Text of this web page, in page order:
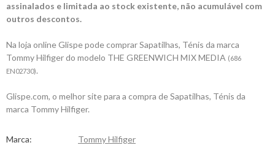
assinalados e limitada ao stock existente, não acumulável com
outros descontos.
Na loja online Glispe pode comprar Sapatilhas, Ténis da marca
Tommy Hilfiger do modelo THE GREENWICH MIX MEDIA (686
EN02730).
Glispe.com, o melhor site para a compra de Sapatilhas, Ténis da
marca Tommy Hilfiger.
Marca: Tommy Hilfiger